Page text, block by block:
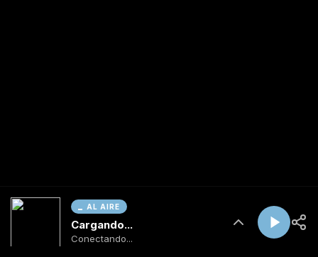
AL AIRE
Cargando...
Conectando...